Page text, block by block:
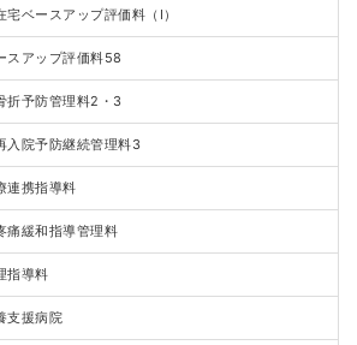
宅ベースアップ評価料（Ⅰ）
スアップ評価料58
折予防管理料2・3
入院予防継続管理料3
連携指導料
痛緩和指導管理料
指導料
支援病院